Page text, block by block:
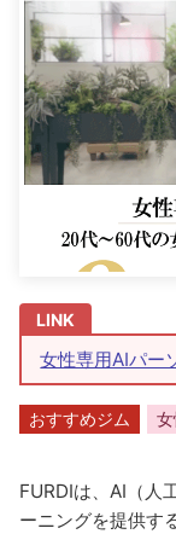
女性専用AIパー
おすすめジム
FURDIは、AI（人
ーニングを提供す